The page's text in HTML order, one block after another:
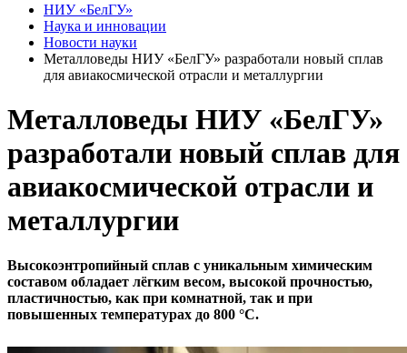
НИУ «БелГУ»
Наука и инновации
Новости науки
Металловеды НИУ «БелГУ» разработали новый сплав
для авиакосмической отрасли и металлургии
Металловеды НИУ «БелГУ»
разработали новый сплав для
авиакосмической отрасли и
металлургии
Высокоэнтропийный сплав с уникальным химическим
составом обладает лёгким весом, высокой прочностью,
пластичностью, как при комнатной, так и при
повышенных температурах до 800 °C.